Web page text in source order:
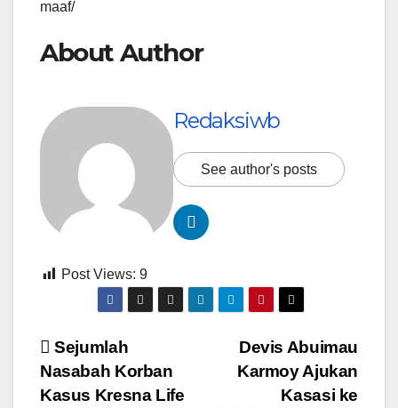
maaf/
About Author
Redaksiwb
See author's posts
Post Views: 9
Navigasi
pos
Devis Abuimau
Karmoy Ajukan
Kasasi ke
Sejumlah
Nasabah Korban
Kasus Kresna Life